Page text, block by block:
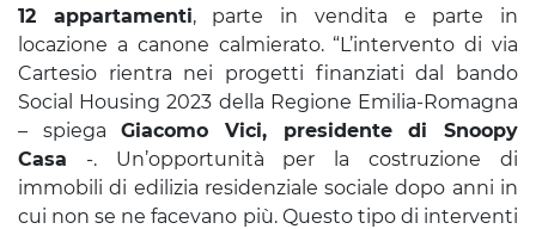
12 appartamenti, parte in vendita e parte in
locazione a canone calmierato. “L’intervento di via
Cartesio rientra nei progetti finanziati dal bando
Social Housing 2023 della Regione Emilia-Romagna
– spiegaGiacomo Vici, presidente di Snoopy
Casa -. Un’opportunità per la costruzione di
immobili di edilizia residenziale sociale dopo anni in
cui non se ne facevano più. Questo tipo di interventi